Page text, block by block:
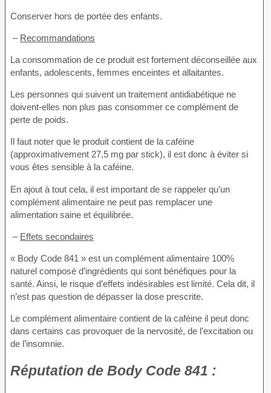
Conserver hors de portée des enfants.
– Recommandations
La consommation de ce produit est fortement déconseillée aux
enfants, adolescents, femmes enceintes et allaitantes.
Les personnes qui suivent un traitement antidiabétique ne
doivent-elles non plus pas consommer ce complément de
perte de poids.
Il faut noter que le produit contient de la caféine
(approximativement 27,5 mg par stick), il est donc à éviter si
vous êtes sensible à la caféine.
En ajout à tout cela, il est important de se rappeler qu’un
complément alimentaire ne peut pas remplacer une
alimentation saine et équilibrée.
– Effets secondaires
« Body Code 841 » est un complément alimentaire 100%
naturel composé d’ingrédients qui sont bénéfiques pour la
santé. Ainsi, le risque d’effets indésirables est limité. Cela dit, il
n’est pas question de dépasser la dose prescrite.
Le complément alimentaire contient de la caféine il peut donc
dans certains cas provoquer de la nervosité, de l’excitation ou
de l’insomnie.
Réputation de Body Code 841 :